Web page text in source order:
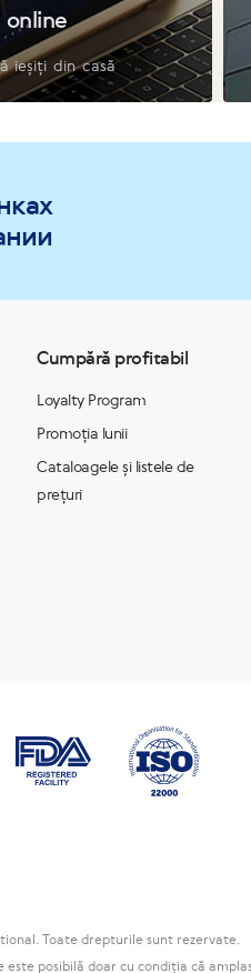
ieșiți din casă
Cumpără profitabil
Loyalty Program
Promoția lunii
Cataloagele și listele de
prețuri
Toate drepturile sunt rezervate.
posibilă doar cu condiția că